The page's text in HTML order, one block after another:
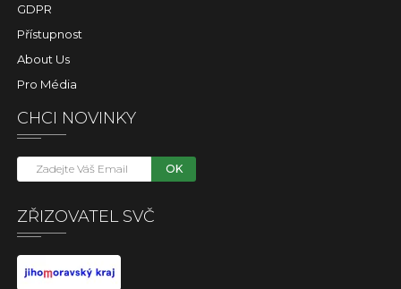
GDPR
Přístupnost
About Us
Pro Média
CHCI NOVINKY
OK
ZŘIZOVATEL SVČ